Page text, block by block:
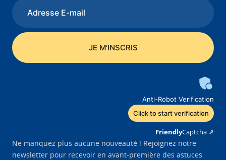
Anti-Robot Verification
Click to start verification
FriendlyCaptcha ⇗
Ne manquez plus aucune nouveauté ! Rejoignez notre
newsletter pour recevoir en avant-première des astuces